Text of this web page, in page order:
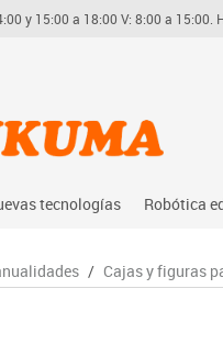
y 15:00 a 18:00 V: 8:00 a
tecnologías
Audio
Robótica
Arduino
/ Cajas y figuras